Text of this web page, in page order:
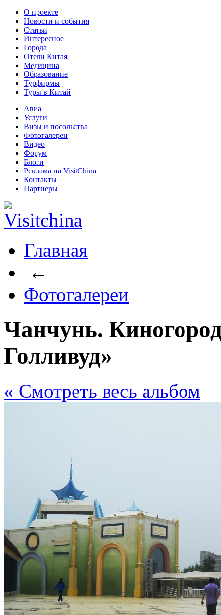
О проекте
Новости и события
Статьи
Интересное
Города
Отели Китая
Медицина
Образование
Турфирмы
Туры в Китай
Авиа
Услуги
Визы и посольства
Фотогалереи
Видео
Форум
Блоги
Реклама на VisitChina
Контакты
Партнеры
Главная
←
Фотогалереи
Чанчунь.
Голливуд»
« Cмотреть весь альбом